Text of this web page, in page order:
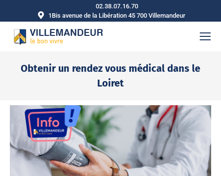
02.38.07.16.70
1Bis avenue de la Libération 45 700 Villemandeur
Obtenir un rendez vous médical dans le
Loiret